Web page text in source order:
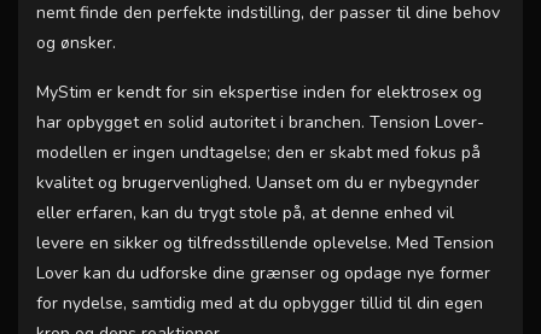
nemt finde den perfekte indstilling, der passer til dine behov
og ønsker.
MyStim er kendt for sin ekspertise inden for elektrosex og
har opbygget en solid autoritet i branchen. Tension Lover-
modellen er ingen undtagelse; den er skabt med fokus på
kvalitet og brugervenlighed. Uanset om du er nybegynder
eller erfaren, kan du trygt stole på, at denne enhed vil
levere en sikker og tilfredsstillende oplevelse. Med Tension
Lover kan du udforske dine grænser og opdage nye former
for nydelse, samtidig med at du opbygger tillid til din egen